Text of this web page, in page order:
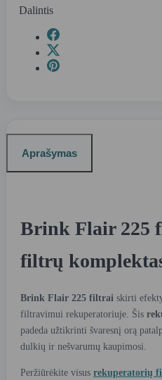
Dalintis
Aprašymas
Brink Flair 225
filtrų
Brink Flair 225 filtrai skirti
filtravimui rekuperatoriuje. Šis
padeda užtikrinti švaresnį orą
dulkių ir nešvarumų kaupimosi.
Peržiūrėkite visus rekuperatorių